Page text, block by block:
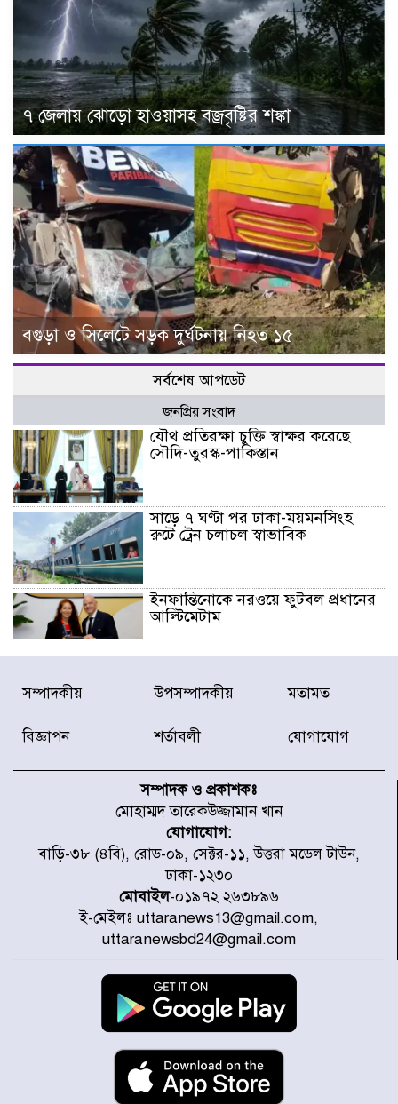
৭ জেলায় ঝোড়ো হাওয়াসহ বজ্রবৃষ্টির শঙ্কা
বগুড়া ও সিলেটে সড়ক দুর্ঘটনায় নিহত ১৫
সর্বশেষ আপডেট
জনপ্রিয় সংবাদ
যৌথ প্রতিরক্ষা চুক্তি স্বাক্ষর করেছে
সৌদি-তুরস্ক-পাকিস্তান
সাড়ে ৭ ঘণ্টা পর ঢাকা-ময়মনসিংহ
রুটে ট্রেন চলাচল স্বাভাবিক
ইনফান্তিনোকে নরওয়ে ফুটবল প্রধানের
আল্টিমেটাম
দেশে ভারি বৃষ্টির সতর্কবার্তা, ১০
জেলায় বন্যার পূর্বাভাস
স্থাপনের উদ্যোগ চান মিয়া ব্যাপারীর
৭ জেলায় ঝোড়ো হাওয়াসহ বজ্রবৃষ্টির
শঙ্কা
বগুড়া ও সিলেটে সড়ক দুর্ঘটনায় নিহত
১৫
জুলাইয়ে দেশজুড়ে ৪৫৮টি সড়ক
দুর্ঘটনায় ৪১৬ জন নিহত হয়েছেন
হারিয়ে যাওয়া শিশুকে পরিবারের কাছে
সম্পাদকীয় উপসম্পাদকীয় মতামত
বিজ্ঞাপন শর্তাবলী যোগাযোগ
সম্পাদক ও প্রকাশকঃ
মোহাম্মদ তারেকউজ্জামান খান
যোগাযোগ:
বাড়ি-৩৮ (৪বি), রোড-০৯, সেক্টর-১১, উত্তরা মডেল টাউন,
ঢাকা-১২৩০
মোবাইল-০১৯৭২ ২৬৩৮৯৬
ই-মেইলঃ uttaranews13@gmail.com,
uttaranewsbd24@gmail.com